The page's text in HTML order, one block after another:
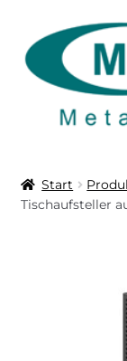
Navigation
springen
Inhalt
springen
Produkte
Start
Tischaufsteller